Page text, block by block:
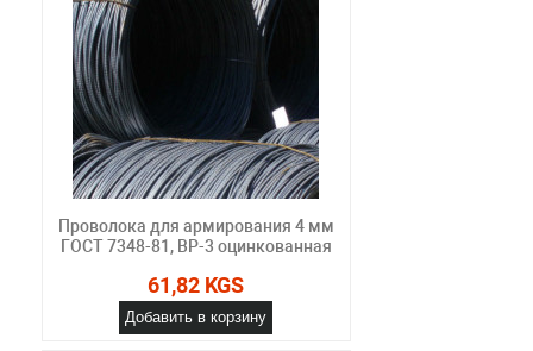
Проволока для армирования 4 мм
ГОСТ 7348-81, ВР-3 оцинкованная
61,82 KGS
Добавить в корзину